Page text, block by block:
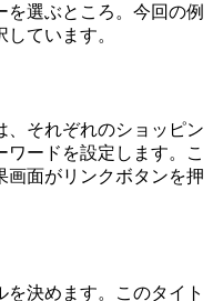
選ぶところ。今回の例
ています。
、それぞれのショッピン
ードを設定します。こ
画面がリンクボタンを押
を決めます。このタイト